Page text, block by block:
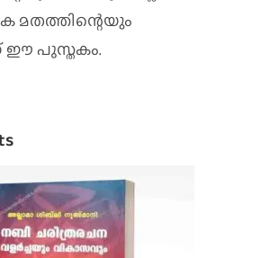
മതത്തിന്റെയും
ഈ പുസ്തകം.